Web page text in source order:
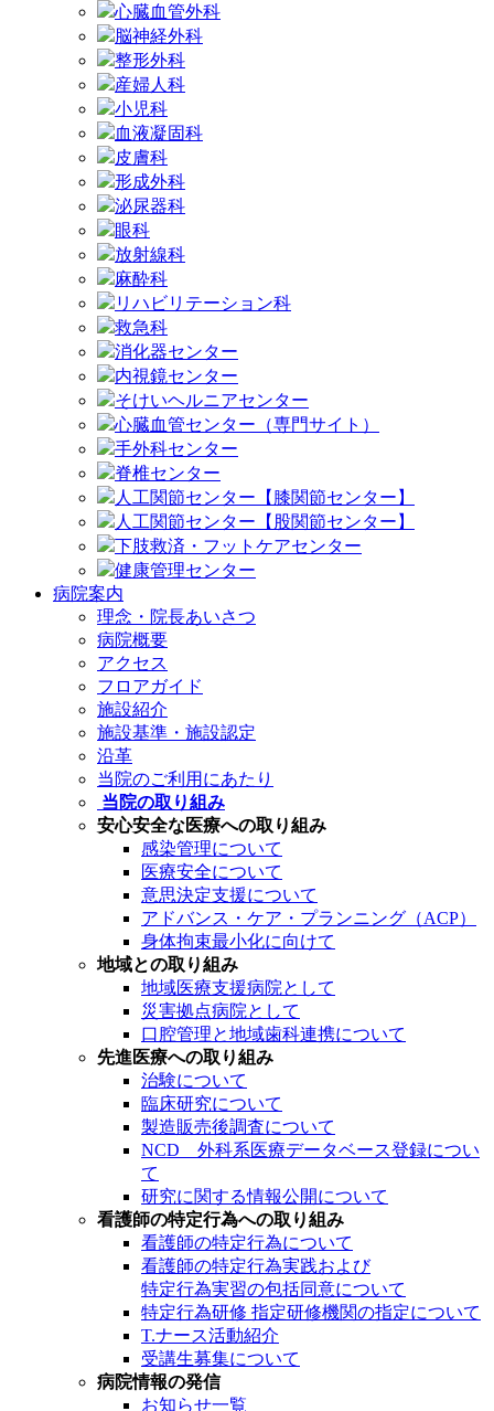
心臓血管外科
脳神経外科
整形外科
産婦人科
小児科
血液凝固科
皮膚科
形成外科
泌尿器科
眼科
放射線科
麻酔科
リハビリテーション科
救急科
消化器センター
内視鏡センター
そけいヘルニアセンター
心臓血管センター（専門サイト）
手外科センター
脊椎センター
人工関節センター【膝関節センター】
人工関節センター【股関節センター】
下肢救済・フットケアセンター
健康管理センター
病院案内
理念・院長あいさつ
病院概要
アクセス
フロアガイド
施設紹介
施設基準・施設認定
沿革
当院のご利用にあたり
当院の取り組み
安心安全な医療への取り組み
感染管理について
医療安全について
意思決定支援について
アドバンス・ケア・プランニング（ACP）
身体拘束最小化に向けて
地域との取り組み
地域医療支援病院として
災害拠点病院として
口腔管理と地域歯科連携について
先進医療への取り組み
治験について
臨床研究について
製造販売後調査について
NCD 外科系医療データベース登録につい
て
研究に関する情報公開について
看護師の特定行為への取り組み
看護師の特定行為について
看護師の特定行為実践および
特定行為実習の包括同意について
特定行為研修 指定研修機関の指定について
T.ナース活動紹介
受講生募集について
病院情報の発信
お知らせ一覧